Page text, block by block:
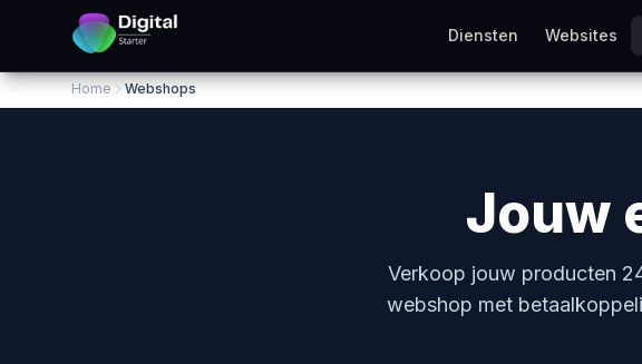
Diensten Websites
Home Webshops
Jouw
Verkoop jouw producten
webshop met